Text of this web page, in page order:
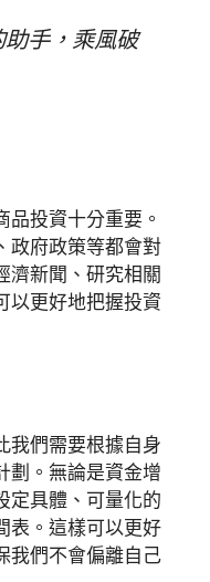
手，乘風破
品投資十分重要。
政府政策等都會對
濟新聞、研究相關
以更好地把握投資
我們需要根據自身
劃。無論是資金增
定具體、可量化的
表。這樣可以更好
我們不會偏離自己